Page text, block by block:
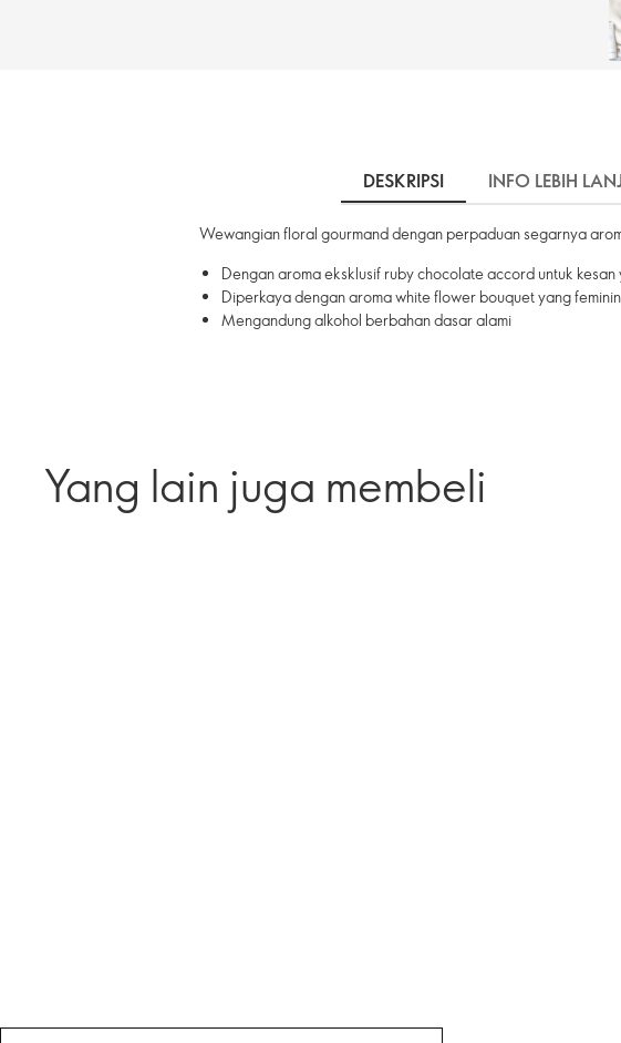
DESKRIPSI INFO LEBIH
Wewangian floral gourmand dengan perpaduan segarnya
Dengan aroma eksklusif ruby chocolate accord untuk kesan
Diperkaya dengan aroma white flower bouquet yang feminin
Mengandung alkohol berbahan dasar alami
Yang lain juga membeli